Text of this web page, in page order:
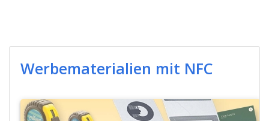
Werbematerialien mit NFC